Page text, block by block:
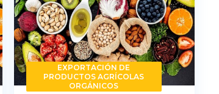
EXPORTACIÓN DE
PRODUCTOS AGRÍCOLAS
ORGÁNICOS